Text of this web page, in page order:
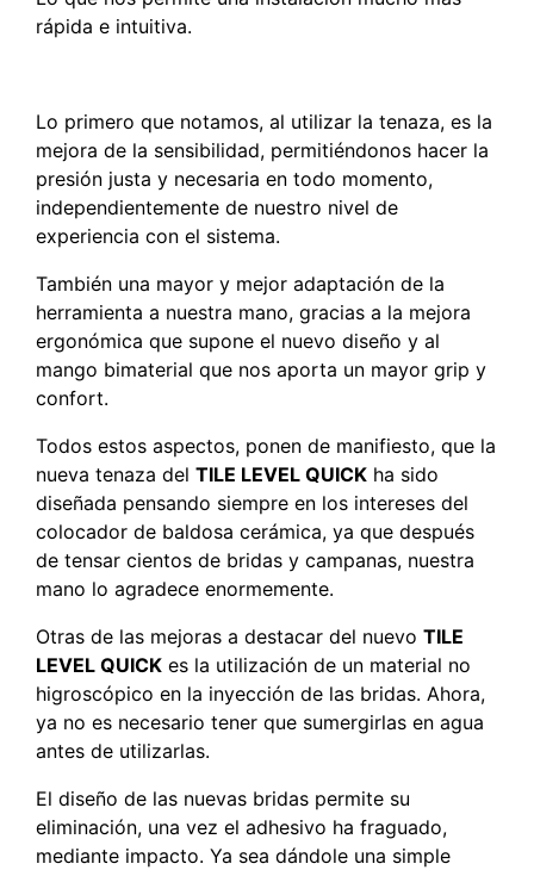
rápida e intuitiva.
Lo primero que notamos, al utilizar la tenaza, es la
mejora de la sensibilidad, permitiéndonos hacer la
presión justa y necesaria en todo momento,
independientemente de nuestro nivel de
experiencia con el sistema.
También una mayor y mejor adaptación de la
herramienta a nuestra mano, gracias a la mejora
ergonómica que supone el nuevo diseño y al
mango bimaterial que nos aporta un mayor grip y
confort.
Todos estos aspectos, ponen de manifiesto, que la
nueva tenaza del TILE LEVEL QUICK ha sido
diseñada pensando siempre en los intereses del
colocador de baldosa cerámica, ya que después
de tensar cientos de bridas y campanas, nuestra
mano lo agradece enormemente.
Otras de las mejoras a destacar del nuevo TILE
LEVEL QUICK es la utilización de un material no
higroscópico en la inyección de las bridas. Ahora,
ya no es necesario tener que sumergirlas en agua
antes de utilizarlas.
El diseño de las nuevas bridas permite su
eliminación, una vez el adhesivo ha fraguado,
mediante impacto. Ya sea dándole una simple